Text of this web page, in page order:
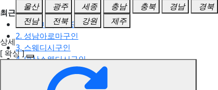
최근검색어
1. 일산마사지구인
2. 성남아로마구인
3. 스웨디시구인
4. 안산스웨디시구인
5. 아로마구인
울산
광주 세종 충남 충북 경남
경북
전남
전북 강원
제주
상세
[ 왁싱 ]